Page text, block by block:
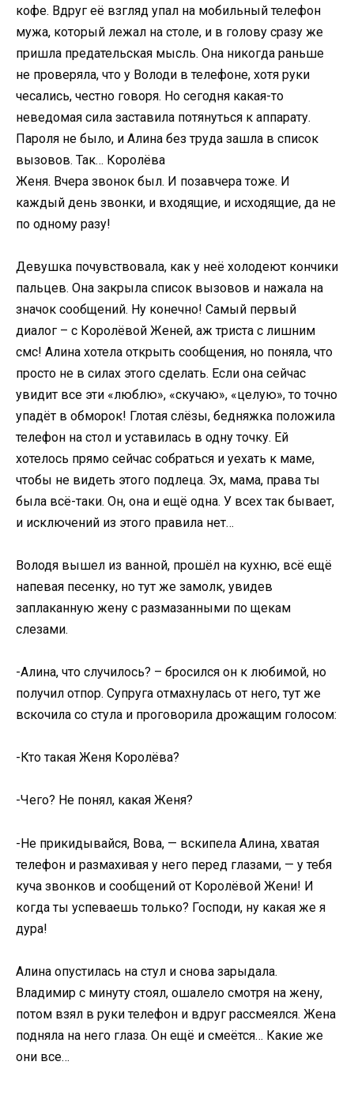
кофе. Вдруг её взгляд упал на мобильный телефон
мужа, который лежал на столе, и в голову сразу же
пришла предательская мысль. Она никогда раньше
не проверяла, что у Володи в телефоне, хотя руки
чесались, честно говоря. Но сегодня какая-то
неведомая сила заставила потянуться к аппарату.
Пароля не было, и Алина без труда зашла в список
вызовов. Так… Королёва
Женя. Вчера звонок был. И позавчера тоже. И
каждый день звонки, и входящие, и исходящие, да не
по одному разу!
Девушка почувствовала, как у неё холодеют кончики
пальцев. Она закрыла список вызовов и нажала на
значок сообщений. Ну конечно! Самый первый
диалог – с Королёвой Женей, аж триста с лишним
смс! Алина хотела открыть сообщения, но поняла, что
просто не в силах этого сделать. Если она сейчас
увидит все эти «люблю», «скучаю», «целую», то точно
упадёт в обморок! Глотая слёзы, бедняжка положила
телефон на стол и уставилась в одну точку. Ей
хотелось прямо сейчас собраться и уехать к маме,
чтобы не видеть этого подлеца. Эх, мама, права ты
была всё-таки. Он, она и ещё одна. У всех так бывает,
и исключений из этого правила нет…
Володя вышел из ванной, прошёл на кухню, всё ещё
напевая песенку, но тут же замолк, увидев
заплаканную жену с размазанными по щекам
слезами.
-Алина, что случилось? – бросился он к любимой, но
получил отпор. Супруга отмахнулась от него, тут же
вскочила со стула и проговорила дрожащим голосом:
-Кто такая Женя Королёва?
-Чего? Не понял, какая Женя?
-Не прикидывайся, Вова, — вскипела Алина, хватая
телефон и размахивая у него перед глазами, — у тебя
куча звонков и сообщений от Королёвой Жени! И
когда ты успеваешь только? Господи, ну какая же я
дура!
Алина опустилась на стул и снова зарыдала.
Владимир с минуту стоял, ошалело смотря на жену,
потом взял в руки телефон и вдруг рассмеялся. Жена
подняла на него глаза. Он ещё и смеётся… Какие же
они все…